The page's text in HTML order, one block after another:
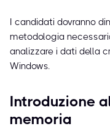
I candidati dovranno
metodologia
analizzare i dati della
Windows.
Introduzione
memoria